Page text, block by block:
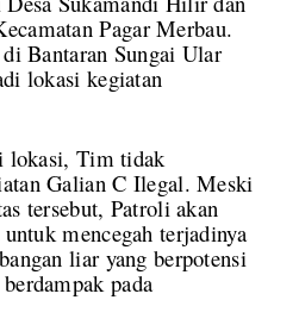
Pagar Merbau.
Bantaran Sungai Ular
lokasi kegiatan
lokasi, Tim tidak
Galian C Ilegal. Meski
tersebut, Patroli akan
mencegah terjadinya
liar yang berpotensi
pada